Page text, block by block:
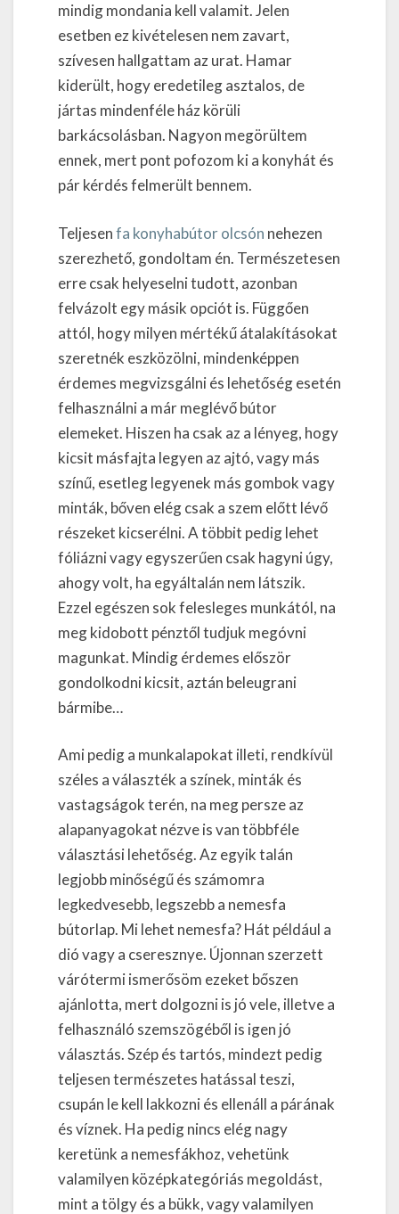
mindig mondania kell valamit. Jelen
esetben ez kivételesen nem zavart,
szívesen hallgattam az urat. Hamar
kiderült, hogy eredetileg asztalos, de
jártas mindenféle ház körüli
barkácsolásban. Nagyon megörültem
ennek, mert pont pofozom ki a konyhát és
pár kérdés felmerült bennem.
Teljesenfa konyhabútor olcsón nehezen
szerezhető, gondoltam én. Természetesen
erre csak helyeselni tudott, azonban
felvázolt egy másik opciót is. Függően
attól, hogy milyen mértékű átalakításokat
szeretnék eszközölni, mindenképpen
érdemes megvizsgálni és lehetőség esetén
felhasználni a már meglévő bútor
elemeket. Hiszen ha csak az a lényeg, hogy
kicsit másfajta legyen az ajtó, vagy más
színű, esetleg legyenek más gombok vagy
minták, bőven elég csak a szem előtt lévő
részeket kicserélni. A többit pedig lehet
fóliázni vagy egyszerűen csak hagyni úgy,
ahogy volt, ha egyáltalán nem látszik.
Ezzel egészen sok felesleges munkától, na
meg kidobott pénztől tudjuk megóvni
magunkat. Mindig érdemes először
gondolkodni kicsit, aztán beleugrani
bármibe…
Ami pedig a munkalapokat illeti, rendkívül
széles a választék a színek, minták és
vastagságok terén, na meg persze az
alapanyagokat nézve is van többféle
választási lehetőség. Az egyik talán
legjobb minőségű és számomra
legkedvesebb, legszebb a nemesfa
bútorlap. Mi lehet nemesfa? Hát például a
dió vagy a cseresznye. Újonnan szerzett
várótermi ismerősöm ezeket bőszen
ajánlotta, mert dolgozni is jó vele, illetve a
felhasználó szemszögéből is igen jó
választás. Szép és tartós, mindezt pedig
teljesen természetes hatással teszi,
csupán le kell lakkozni és ellenáll a párának
és víznek. Ha pedig nincs elég nagy
keretünk a nemesfákhoz, vehetünk
valamilyen középkategóriás megoldást,
mint a tölgy és a bükk, vagy valamilyen